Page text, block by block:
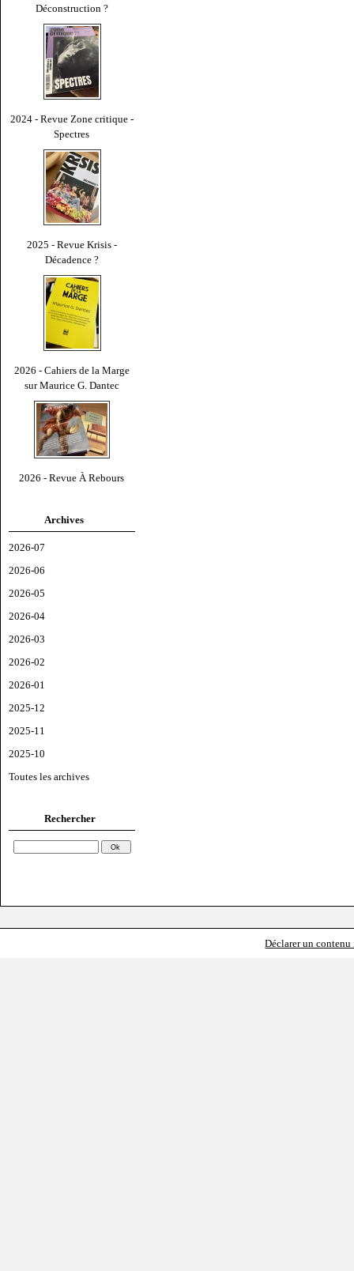
Déconstruction ?
2024 - Revue Zone critique -
Spectres
2025 - Revue Krisis -
Décadence ?
2026 - Cahiers de la Marge
sur Maurice G. Dantec
2026 - Revue À Rebours
Archives
2026-07
2026-06
2026-05
2026-04
2026-03
2026-02
2026-01
2025-12
2025-11
2025-10
Toutes les archives
Rechercher
Déclarer un